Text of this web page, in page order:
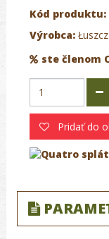
Kód produktu:
Výrobca:
ste členom
Pridať do